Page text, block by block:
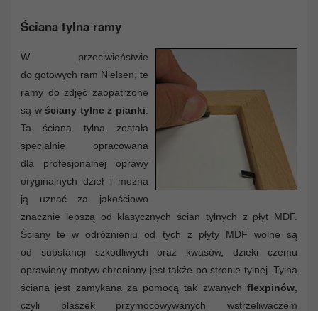
Ściana tylna ramy
W przeciwieństwie
do gotowych ram Nielsen, te
ramy do zdjęć zaopatrzone
są w ściany tylne z pianki.
Ta ściana tylna została
specjalnie opracowana
dla profesjonalnej oprawy
oryginalnych dzieł i można
ją uznać za jakościowo
znacznie lepszą od klasycznych ścian tylnych z płyt MDF.
Ściany te w odróżnieniu od tych z płyty MDF wolne są
od substancji szkodliwych oraz kwasów, dzięki czemu
oprawiony motyw chroniony jest także po stronie tylnej. Tylna
ściana jest zamykana za pomocą tak zwanych flexpinów,
czyli blaszek przymocowywanych wstrzeliwaczem